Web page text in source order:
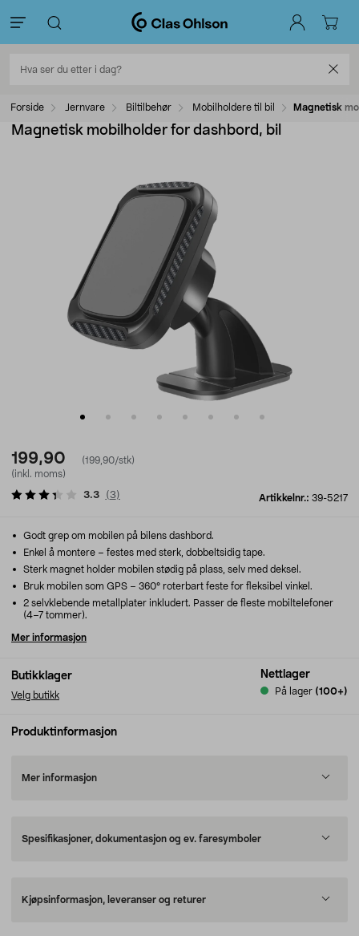
Forside Jernvare Biltilbehør Mobilholdere til bil Magnetisk
Magnetisk mobilholder for dashbord, bil
199,90
(199,90/stk)
(inkl. moms)
Artikkelnr.: 39-5217
3.3 (3)
Butikklager
Velg butikk
Nettlager
På lager (100+)
Godt grep om mobilen på bilens dashbord.
Enkel å montere – festes med sterk, dobbeltsidig tape.
Sterk magnet holder mobilen stødig på plass, selv med deksel.
Bruk mobilen som GPS – 360° roterbart feste for fleksibel vinkel.
2 selvklebende metallplater inkludert. Passer de fleste mobiltelefoner
(4–7 tommer).
Mer informasjon
Produktinformasjon
Mer informasjon
Spesifikasjoner, dokumentasjon og ev. faresymboler
Kjøpsinformasjon, leveranser og returer